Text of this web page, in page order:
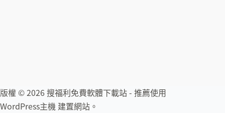
版權 © 2026 搜福利免費軟體下載站 - 推薦使用
WordPress主機 建置網站。